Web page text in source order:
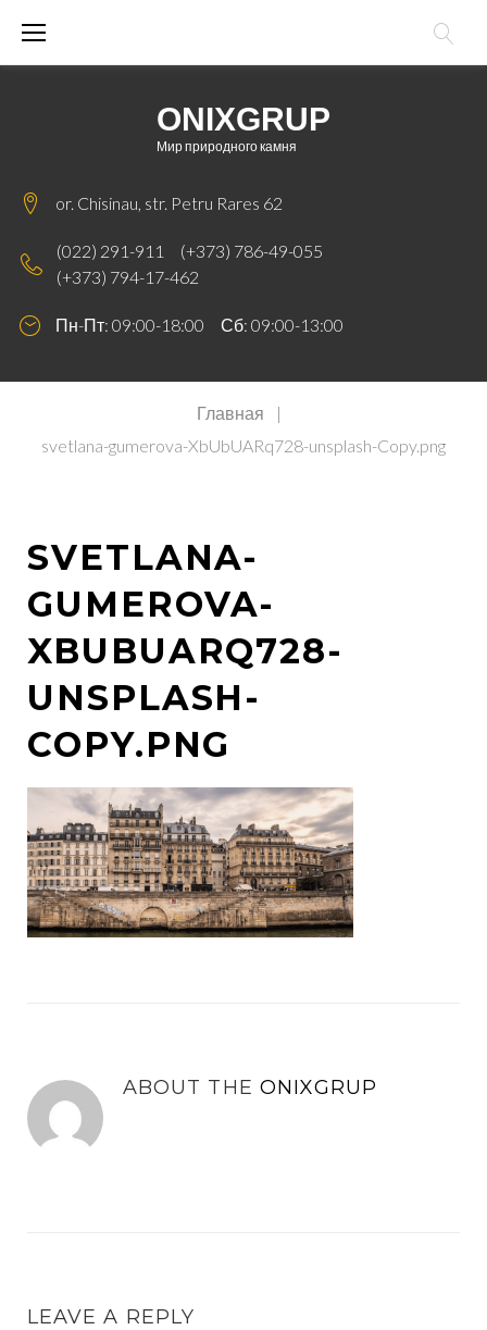
ONIXGRUP
Мир природного камня
or. Chisinau, str. Petru Rares 62
(022) 291-911
(+373) 786-49-055
(+373) 794-17-462
Пн-Пт: 09:00-18:00 Сб: 09:00-13:00
Главная
|
svetlana-gumerova-XbUbUARq728-unsplash-Copy.png
SVETLANA-
GUMEROVA-
XBUBUARQ728-
UNSPLASH-
COPY.PNG
ABOUT THE ONIXGRUP
LEAVE A REPLY